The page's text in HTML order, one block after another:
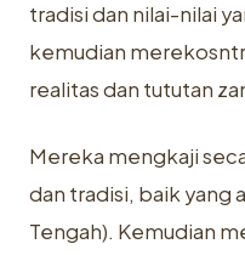
tradisi dan nilai-nilai
kemudian
realitas dan tututan
Mereka mengkaji
dan tradisi, baik yang
Tengah). Kemudian